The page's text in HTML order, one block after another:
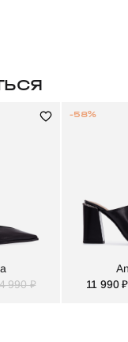
990 ₽
11 990 ₽
-58%